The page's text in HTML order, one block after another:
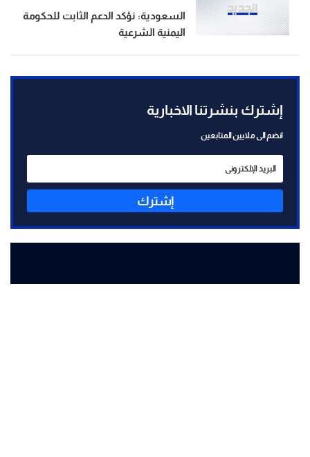
السعودية: نؤكد الدعم الثابت للحكومة
اليمنية الشرعية
إشترك بنشرتنا الاخبارية
انضم الى ملايين المتابعين
إشترك